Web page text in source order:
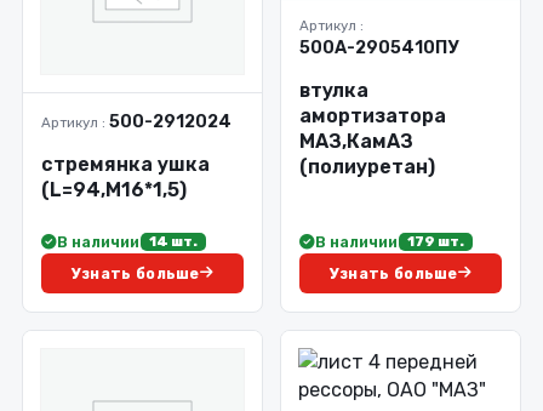
Артикул : 500-2912024
стремянка ушка
(L=94,М16*1,5)
В наличии 14 шт.
Узнать больше
Артикул :
500А-2905410ПУ
втулка
амортизатора
МАЗ,КамАЗ
(полиуретан)
В наличии 179 шт.
Узнать больше